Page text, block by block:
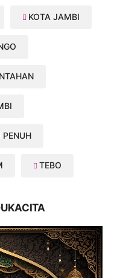
KOTA JAMBI
PENUH
TEBO